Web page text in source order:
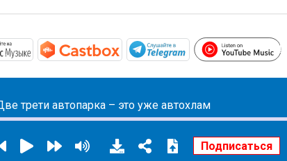
ru/podcast/мой-автомобиль/
https://music.yandex.ru/album/10441044
https://castbox.fm/channel/
https://t.me/
трети автопарка – это уже автохлам